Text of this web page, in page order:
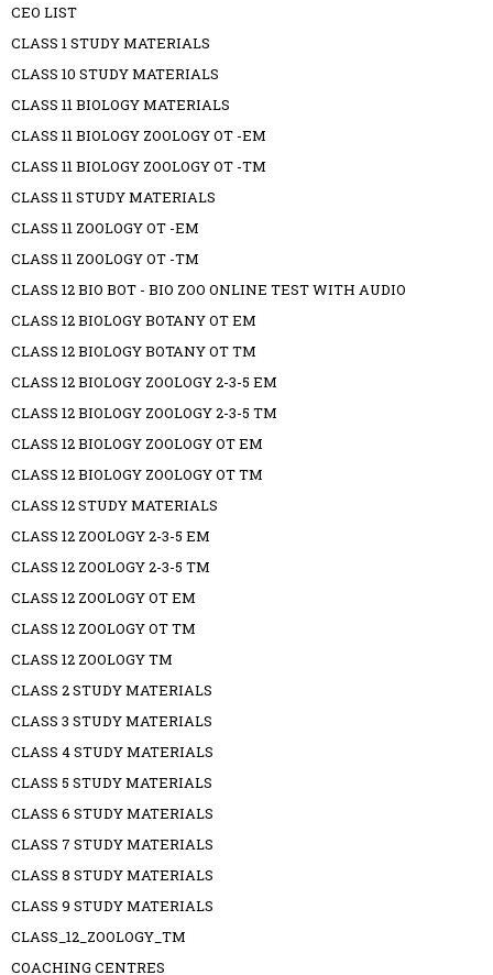
CEO LIST
CLASS 1 STUDY MATERIALS
CLASS 10 STUDY MATERIALS
CLASS 11 BIOLOGY MATERIALS
CLASS 11 BIOLOGY ZOOLOGY OT -EM
CLASS 11 BIOLOGY ZOOLOGY OT -TM
CLASS 11 STUDY MATERIALS
CLASS 11 ZOOLOGY OT -EM
CLASS 11 ZOOLOGY OT -TM
CLASS 12 BIO BOT - BIO ZOO ONLINE TEST WITH AUDIO
CLASS 12 BIOLOGY BOTANY OT EM
CLASS 12 BIOLOGY BOTANY OT TM
CLASS 12 BIOLOGY ZOOLOGY 2-3-5 EM
CLASS 12 BIOLOGY ZOOLOGY 2-3-5 TM
CLASS 12 BIOLOGY ZOOLOGY OT EM
CLASS 12 BIOLOGY ZOOLOGY OT TM
CLASS 12 STUDY MATERIALS
CLASS 12 ZOOLOGY 2-3-5 EM
CLASS 12 ZOOLOGY 2-3-5 TM
CLASS 12 ZOOLOGY OT EM
CLASS 12 ZOOLOGY OT TM
CLASS 12 ZOOLOGY TM
CLASS 2 STUDY MATERIALS
CLASS 3 STUDY MATERIALS
CLASS 4 STUDY MATERIALS
CLASS 5 STUDY MATERIALS
CLASS 6 STUDY MATERIALS
CLASS 7 STUDY MATERIALS
CLASS 8 STUDY MATERIALS
CLASS 9 STUDY MATERIALS
CLASS_12_ZOOLOGY_TM
COACHING CENTRES